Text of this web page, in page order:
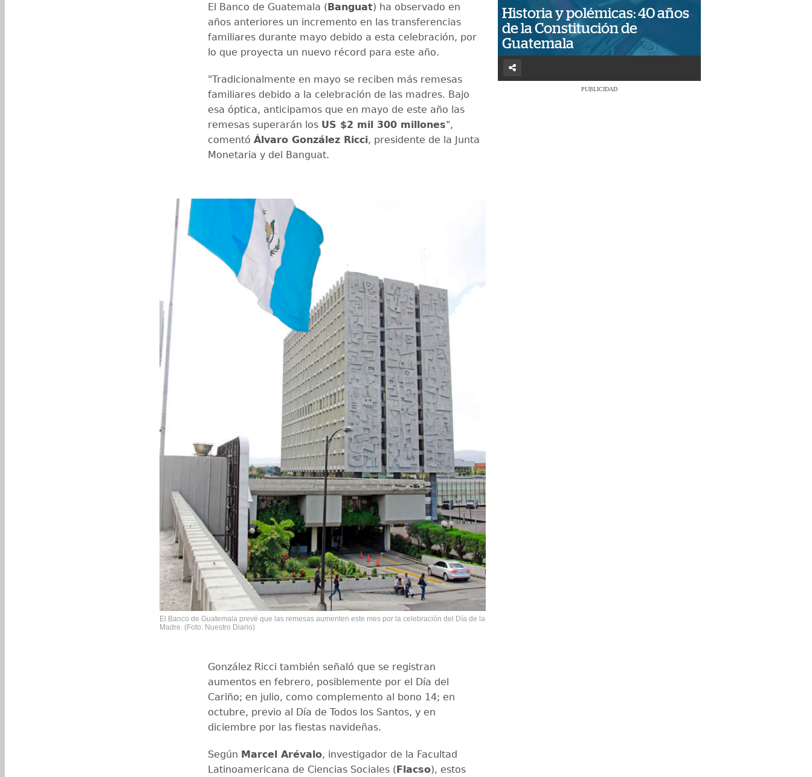
El Banco de Guatemala (Banguat) ha observado en
años anteriores un incremento en las transferencias
familiares durante mayo debido a esta celebración, por
lo que proyecta un nuevo récord para este año.
"Tradicionalmente en mayo se reciben más remesas
familiares debido a la celebración de las madres. Bajo
esa óptica, anticipamos que en mayo de este año las
remesas superarán los US $2 mil 300 millones",
comentó Álvaro González Ricci, presidente de la Junta
Monetaria y del Banguat.
El Banco de Guatemala prevé que las remesas aumenten este mes por la celebración del Día de la
Madre. (Foto: Nuestro Diario)
González Ricci también señaló que se registran
aumentos en febrero, posiblemente por el Día del
Cariño; en julio, como complemento al bono 14; en
octubre, previo al Día de Todos los Santos, y en
diciembre por las fiestas navideñas.
Según Marcel Arévalo, investigador de la Facultad
Latinoamericana de Ciencias Sociales ( Flacso), estos
Historia y polémicas: 40 años
de la Constitución de
Guatemala
PUBLICIDAD